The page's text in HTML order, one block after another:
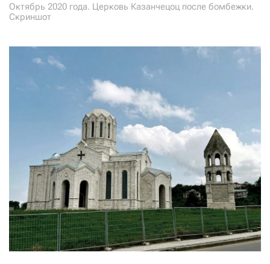
Октябрь 2020 года. Церковь Казанчецоц после бомбежки.
Скриншот